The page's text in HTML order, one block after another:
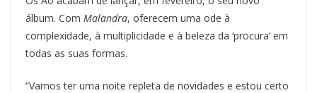
álbum. Com Malandra, oferecem uma ode à
complexidade, à multiplicidade e à beleza da ‘procura’ em
todas as suas formas.
“Vamos ter uma noite repleta de novidades e estou certo